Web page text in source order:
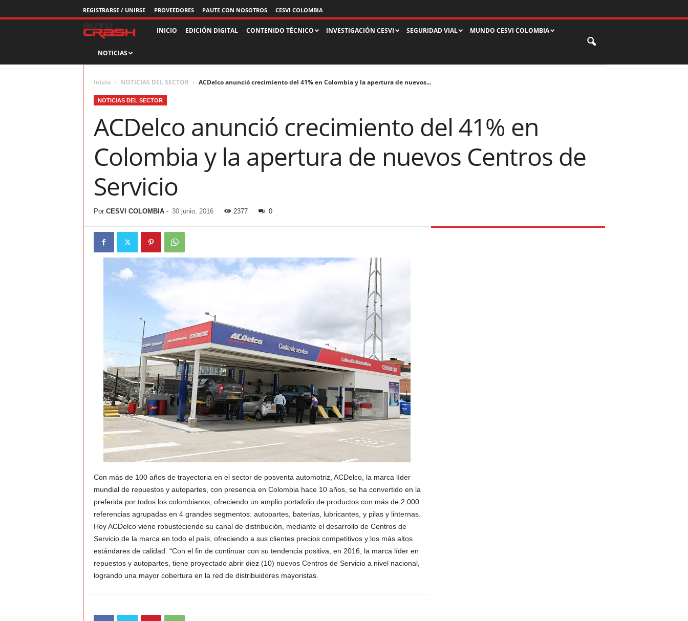
REGISTRARSE / UNIRSE PROVEEDORES PAUTE CON NOSOTROS CESVI COLOMBIA
i
a
A
u
t
r
s
h
–
C
s
v
i
C
o
o
m
INICIO EDICIÓN DIGITAL CONTENIDO TÉCNICO INVESTIGACIÓN CESVI SEGURIDAD VIAL MUNDO CESVI COLOMBIA
NOTICIAS
Inicio NOTICIAS DEL SECTOR ACDelco anunció crecimiento del 41% en Colombia y la apertura de nuevos...
NOTICIAS DEL SECTOR
ACDelco anunció crecimiento del 41% en
Colombia y la apertura de nuevos Centros de
Servicio
Por CESVI COLOMBIA- 30 junio, 2016 2377 0
Con más de 100 años de trayectoria en el sector de posventa automotriz, ACDelco, la marca líder
mundial de repuestos y autopartes, con presencia en Colombia hace 10 años, se ha convertido en la
preferida por todos los colombianos, ofreciendo un amplio portafolio de productos con más de 2.000
referencias agrupadas en 4 grandes segmentos: autopartes, baterías, lubricantes, y pilas y linternas.
Hoy ACDelco viene robusteciendo su canal de distribución, mediante el desarrollo de Centros de
Servicio de la marca en todo el país, ofreciendo a sus clientes precios competitivos y los más altos
estándares de calidad. “Con el fin de continuar con su tendencia positiva, en 2016, la marca líder en
repuestos y autopartes, tiene proyectado abrir diez (10) nuevos Centros de Servicio a nivel nacional,
logrando una mayor cobertura en la red de distribuidores mayoristas.